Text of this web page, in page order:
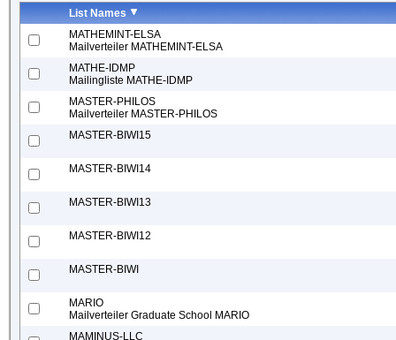
List Names
MATHEMINT-ELSA
Mailverteiler MATHEMINT-ELSA
MATHE-IDMP
Mailingliste MATHE-IDMP
MASTER-PHILOS
Mailverteiler MASTER-PHILOS
MASTER-BIWI15
MASTER-BIWI14
MASTER-BIWI13
MASTER-BIWI12
MASTER-BIWI
MARIO
Mailverteiler Graduate School MARIO
MAMINUS-LLC